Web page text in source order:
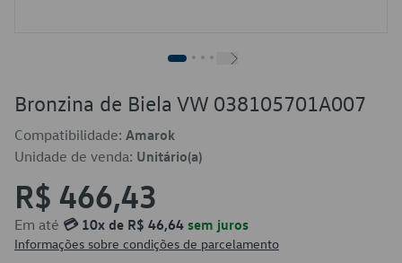
Bronzina de Biela VW 038105701A007
Compatibilidade: Amarok
Unidade de venda: Unitário(a)
R$ 466,43
Em até 💳 10x de R$ 46,64 sem juros
Informações sobre condições de parcelamento